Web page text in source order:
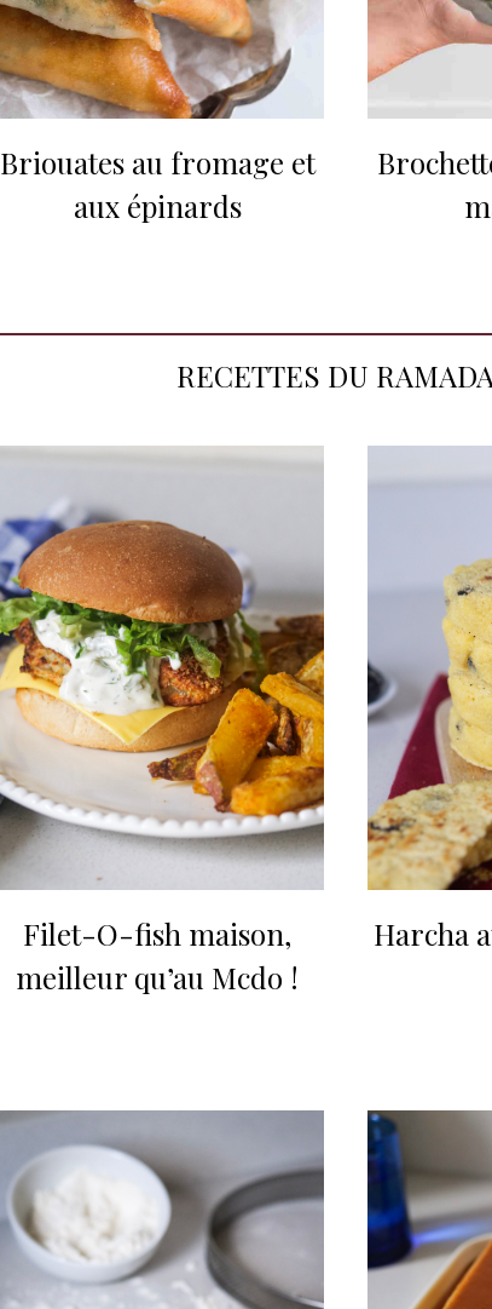
Briouates au fromage et
aux épinards
RECETTES DU
Filet-O-fish maison,
meilleur qu’au Mcdo !
Harcha